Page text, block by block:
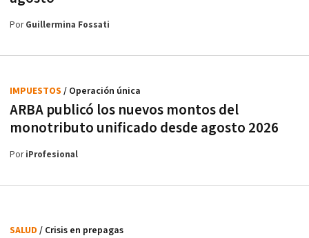
PorGuillermina Fossati
ARBA publicó los nuevos montos del
monotributo unificado desde agosto 2026
IMPUESTOS / Operación única
PoriProfesional
SALUD / Crisis en prepagas